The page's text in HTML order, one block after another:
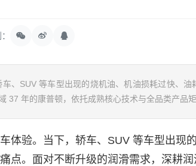
、SUV 等车型出现的烧机油、机油损耗过快、油
37 年的康普顿，依托成熟核心技术与全品类产品矩
验。当下，轿车、SUV 等车型出现
点。面对不断升级的润滑需求，深耕